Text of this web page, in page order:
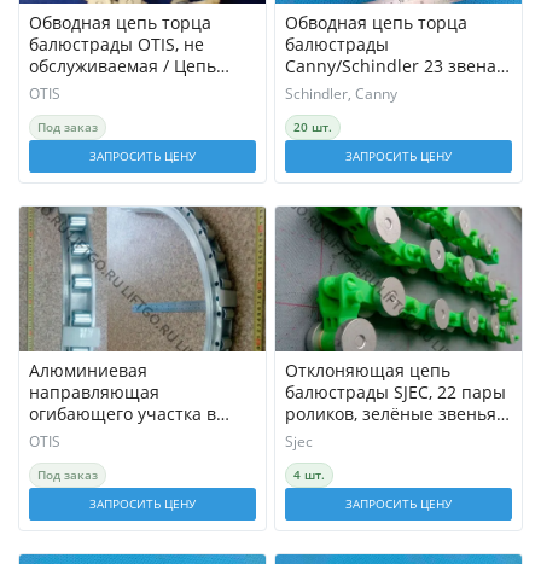
Обводная цепь торца
балюстрады OTIS, не
обслуживаемая / Цепь
роликовая OTIS/ Обводная
рейка поручня
OTIS
Под заказ
ЗАПРОСИТЬ ЦЕНУ
Обводная цепь торца
балюстрады
Canny/Schindler 23 звена /
цепь роликовая /обводная
рейка поручня
Schindler, Canny
20 шт.
ЗАПРОСИТЬ ЦЕНУ
Алюминиевая
направляющая
огибающего участка в
сборе с роликами 17 шт
OTIS 506NCE
OTIS
Под заказ
ЗАПРОСИТЬ ЦЕНУ
Отклоняющая цепь
балюстрады SJEC, 22 пары
роликов, зелёные звенья /
Обводная цепь
Sjec
4 шт.
ЗАПРОСИТЬ ЦЕНУ